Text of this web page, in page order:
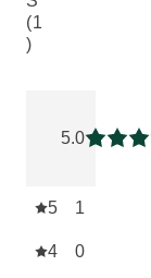
(1
)
5.0
5 1
4 0